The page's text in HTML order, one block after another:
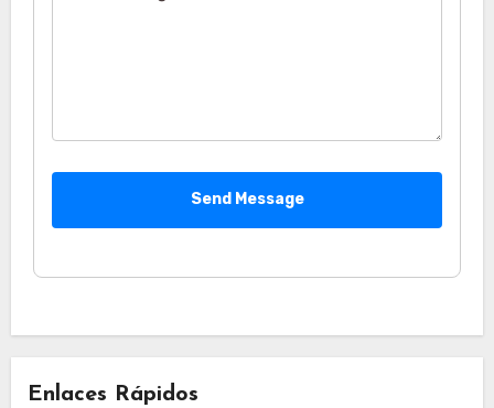
Send Message
Enlaces Rápidos